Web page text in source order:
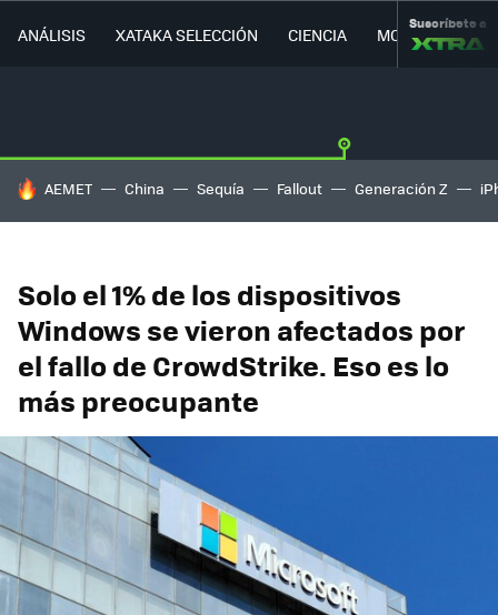
ANÁLISIS XATAKA SELECCIÓN CIENCIA MOVILIDAD
Suscríbete a
HOY SE HABLA DE
AEMET China Sequía Fallout Generación Z
Solo el 1% de los dispositivos
Windows se vieron afectados por
el fallo de CrowdStrike. Eso es lo
más preocupante